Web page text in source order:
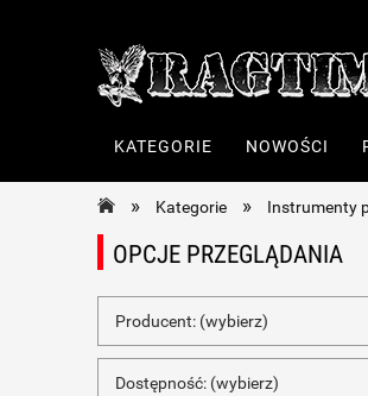
KATEGORIE NOWOŚCI
» Kategorie » Instrumenty
OPCJE PRZEGLĄDANIA
Producent: (wybierz)
Dostępność: (wybierz)